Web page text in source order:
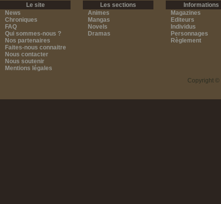
Le site
News
Chroniques
FAQ
Qui sommes-nous ?
Nos partenaires
Faites-nous connaitre
Nous contacter
Nous soutenir
Mentions légales
Les sections
Animes
Mangas
Novels
Dramas
Informations
Magazines
Editeurs
Individus
Personnages
Règlement
Copyright ©